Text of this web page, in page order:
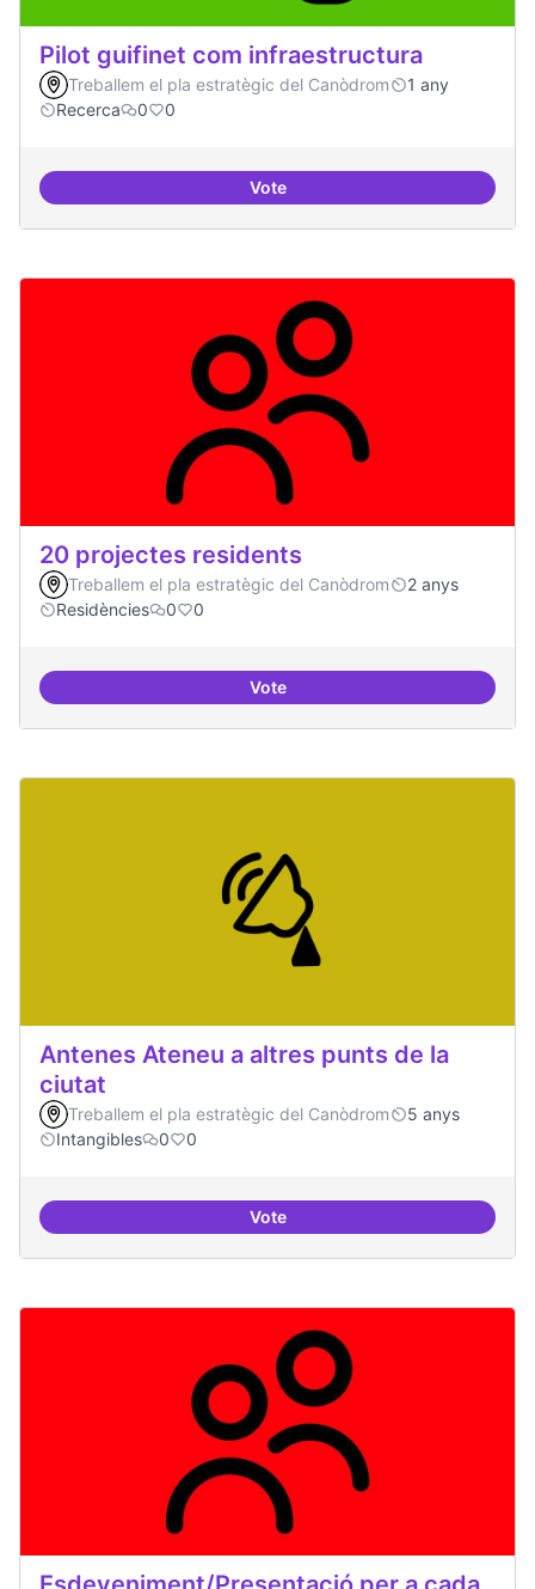
Pilot guifinet com infraestructura
Treballem el pla estratègic del Canòdrom
1 any
Recerca
0 0
VotePilot guifinet com
20 projectes residents
Treballem el pla estratègic del Canòdrom
2 anys
Residències
0 0
Vote20 projectes residents
Antenes Ateneu a altres punts de la
ciutat
Treballem el pla estratègic del Canòdrom
5 anys
Intangibles
0 0
VoteAntenes Ateneu a altres punts